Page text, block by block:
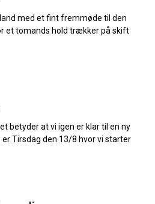
med et fint fremmøde til den
et tomands hold trækker på skift
betyder at vi igen er klar til en ny
Tirsdag den 13/8 hvor vi starter